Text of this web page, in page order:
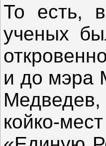
То есть,
ученых
и до мэра
койко-